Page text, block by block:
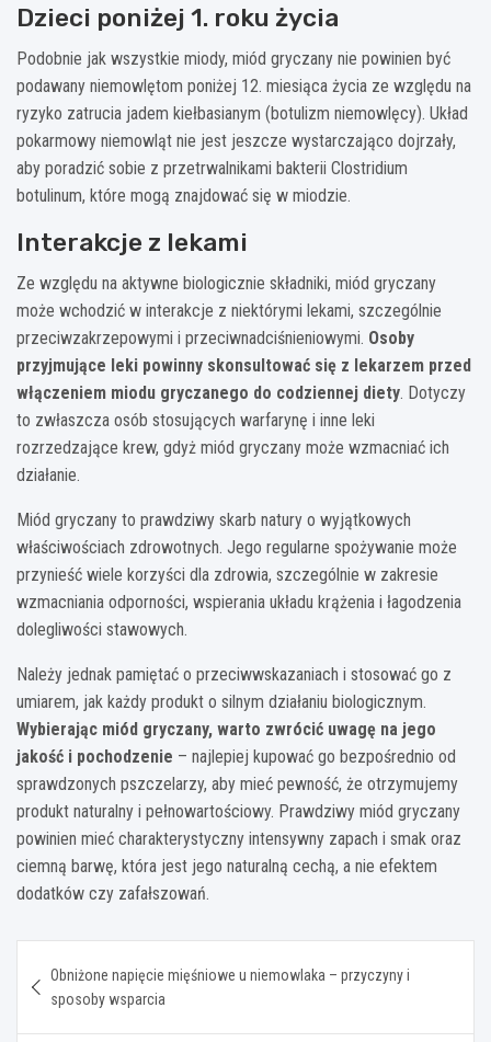
Dzieci poniżej 1. roku życia
Podobnie jak wszystkie miody, miód gryczany nie powinien być
podawany niemowlętom poniżej 12. miesiąca życia ze względu na
ryzyko zatrucia jadem kiełbasianym (botulizm niemowlęcy). Układ
pokarmowy niemowląt nie jest jeszcze wystarczająco dojrzały,
aby poradzić sobie z przetrwalnikami bakterii Clostridium
botulinum, które mogą znajdować się w miodzie.
Interakcje z lekami
Ze względu na aktywne biologicznie składniki, miód gryczany
może wchodzić w interakcje z niektórymi lekami, szczególnie
przeciwzakrzepowymi i przeciwnadciśnieniowymi. Osoby
przyjmujące leki powinny skonsultować się z lekarzem przed
włączeniem miodu gryczanego do codziennej diety. Dotyczy
to zwłaszcza osób stosujących warfarynę i inne leki
rozrzedzające krew, gdyż miód gryczany może wzmacniać ich
działanie.
Miód gryczany to prawdziwy skarb natury o wyjątkowych
właściwościach zdrowotnych. Jego regularne spożywanie może
przynieść wiele korzyści dla zdrowia, szczególnie w zakresie
wzmacniania odporności, wspierania układu krążenia i łagodzenia
dolegliwości stawowych.
Należy jednak pamiętać o przeciwwskazaniach i stosować go z
umiarem, jak każdy produkt o silnym działaniu biologicznym.
Wybierając miód gryczany, warto zwrócić uwagę na jego
jakość i pochodzenie – najlepiej kupować go bezpośrednio od
sprawdzonych pszczelarzy, aby mieć pewność, że otrzymujemy
produkt naturalny i pełnowartościowy. Prawdziwy miód gryczany
powinien mieć charakterystyczny intensywny zapach i smak oraz
ciemną barwę, która jest jego naturalną cechą, a nie efektem
dodatków czy zafałszowań.
wpisu
Obniżone napięcie mięśniowe u niemowlaka – przyczyny i
sposoby wsparcia